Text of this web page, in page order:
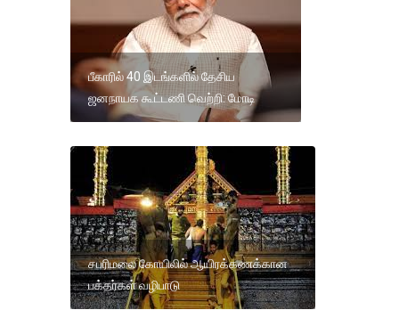
பீகாரில் 40 இடங்களில் தேசிய
ஜனநாயக கூட்டணி வெற்றி: மோடி
சபரிமலை கோயிலில் ஆயிரக்கணக்கான
பக்தர்கள் வழிபாடு